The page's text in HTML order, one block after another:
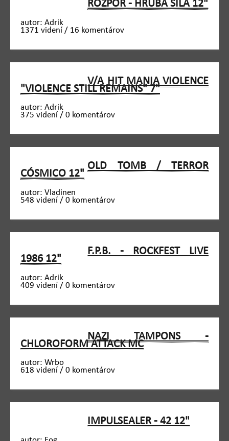
ROZPOR - HRUBÁ SILA 12"
autor: Adrik
1371 videní / 16 komentárov
V/A HIT MANIA VIOLENCE
"VIOLENCE STILL REMAINS" 7"
autor: Adrik
375 videní / 0 komentárov
OLD TOMB / TERROR
CÓSMICO 12"
autor: Vladinen
548 videní / 0 komentárov
F.P.B. - ROCKFEST LIVE
1986 12"
autor: Adrik
409 videní / 0 komentárov
NAZI TAMPONS -
CHLOROFORM ATTACK MC
autor: Wrbo
618 videní / 0 komentárov
IMPULSEALER - 42 12"